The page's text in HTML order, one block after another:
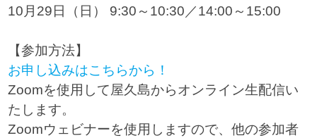
10月29日（日） 9:30～10:30／14:00～15:00
【参加方法】
お申し込みはこちらから！
Zoomを使用して屋久島からオンライン生配信い
たします。
Zoomウェビナーを使用しますので、他の参加者